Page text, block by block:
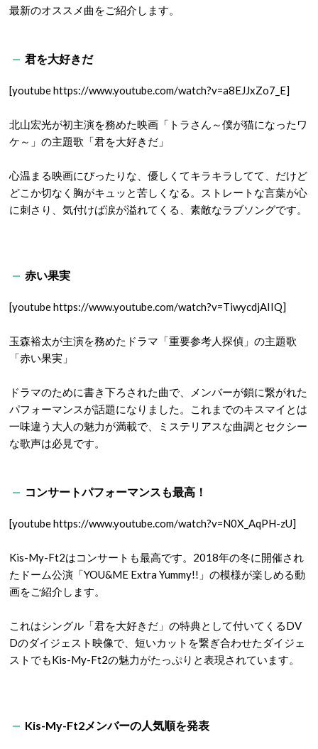
最新のオススメ曲をご紹介します。
君を大好きだ
[youtube https://www.youtube.com/watch?v=a8EJJxZo7_E]
北山宏光が初主演を務めた映画「トラさん～僕が猫になったワ
ケ～」の主題歌「君を大好きだ」
心温まる映画にぴったりな、優しくてキラキラしてて、だけど
どこか切なく胸がキュッと苦しくなる。ストレートな言葉が心
に刺さり、気付けば涙が溢れてくる、素敵なラブソングです。
赤い果実
[youtube https://www.youtube.com/watch?v=TiwycdjAIIQ]
玉森裕太が主演を務めたドラマ「重要参考人探偵」の主題歌
「赤い果実」
ドラマのために書き下ろされた曲で、メンバーが鎖に繋がれた
パフォーマンスが話題になりました。これまでのキスマイとは
一味違う大人の魅力が満載で、ミステリアスな曲調とセクシー
な歌声は必見です。
コンサートパフォーマンスも最高！
[youtube https://www.youtube.com/watch?v=N0X_AqPH-zU]
Kis-My-Ft2はコンサートも最高です。2018年の冬に開催され
たドーム公演「YOU&ME Extra Yummy!!」の模様が楽しめる動
画をご紹介します。
これはシングル「君を大好きだ」の特典として付いてくるDV
Dのダイジェスト映像で、短いカットを繋ぎ合わせたダイジェ
ストでもKis-My-Ft2の魅力がたっぷりと表現されています。
Kis-My-Ft2メンバーの人気順を発表